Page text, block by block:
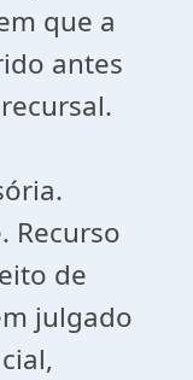
que a
antes
Recurso
de
julgado